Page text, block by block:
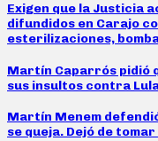
Exigen que la Justicia
difundidos en Carajo
esterilizaciones,
Martín Caparrós pidió
sus insultos contra
Martín Menem
se queja. Dejó de